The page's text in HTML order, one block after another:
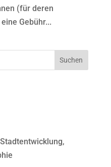
(für deren
Gebühr...